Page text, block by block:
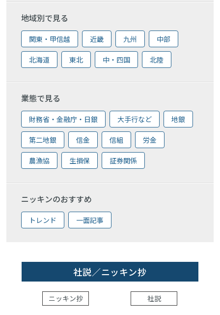
地域別で見る
関東・甲信越 近畿 九州 中部
北海道 東北 中・四国 北陸
業態で見る
財務省・金融庁・日銀 大手行など 地銀
第二地銀 信金 信組 労金
農漁協 生損保 証券関係
ニッキンのおすすめ
トレンド 一面記事
社説／ニッキン抄
ニッキン抄 社説